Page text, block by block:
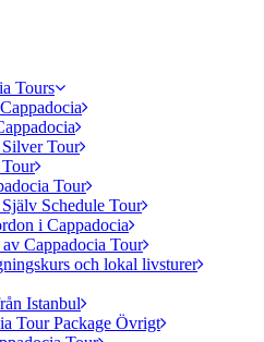
Tours
Tour
Tour
Schedule Tour
i Cappadocia
Cappadocia Tour
och lokal livsturer
Istanbul
Tour Package Övrigt